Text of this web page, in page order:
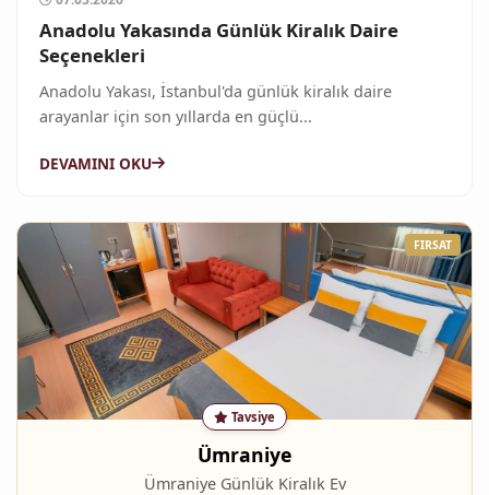
Anadolu Yakasında Günlük Kiralık Daire
Seçenekleri
Anadolu Yakası, İstanbul'da günlük kiralık daire
arayanlar için son yıllarda en güçlü...
DEVAMINI OKU
Tavsiye
Ümraniye
Ümraniye Günlük Kiralık Ev